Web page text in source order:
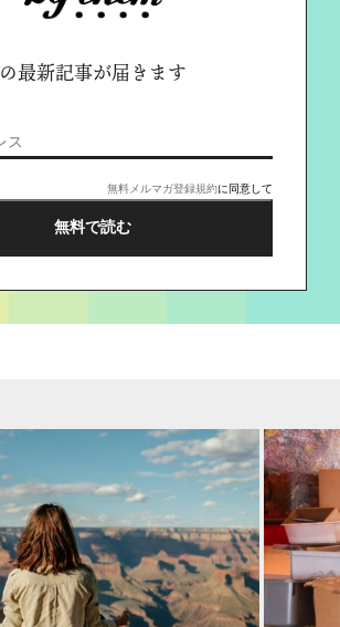
の最新記事が届きます
無料メルマガ登録規約に同意して